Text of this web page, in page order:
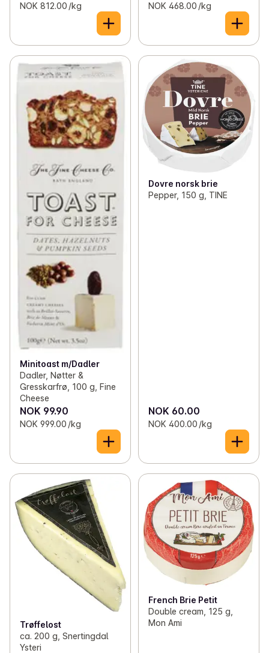
NOK 812.00 /kg NOK 468.00 /kg
Minitoast m/Dadler
Dadler, Nøtter &
Gresskarfrø, 100 g, Fine
Cheese
NOK 99.90
NOK 999.00 /kg
Dovre norsk brie
Pepper, 150 g, TINE
NOK 60.00
NOK 400.00 /kg
Trøffelost
ca. 200 g, Snertingdal
Ysteri
French Brie Petit
Double cream, 125 g,
Mon Ami